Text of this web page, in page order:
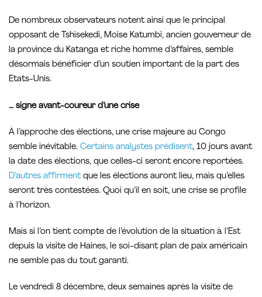
De nombreux observateurs notent ainsi que le principal
opposant de Tshisekedi, Moise Katumbi, ancien gouverneur de
la province du Katanga et riche homme d’affaires, semble
désormais bénéficier d’un soutien important de la part des
Etats-Unis.
… signe avant-coureur d’une crise
À l’approche des élections, une crise majeure au Congo
semble inévitable. Certains analystes prédisent, 10 jours avant
la date des élections, que celles-ci seront encore reportées.
D’autres affirmentque les élections auront lieu, mais qu’elles
seront très contestées. Quoi qu’il en soit, une crise se profile
à l’horizon.
Mais si l’on tient compte de l’évolution de la situation à l’Est
depuis la visite de Haines, le soi-disant plan de paix américain
ne semble pas du tout garanti.
Le vendredi 8 décembre, deux semaines après la visite de